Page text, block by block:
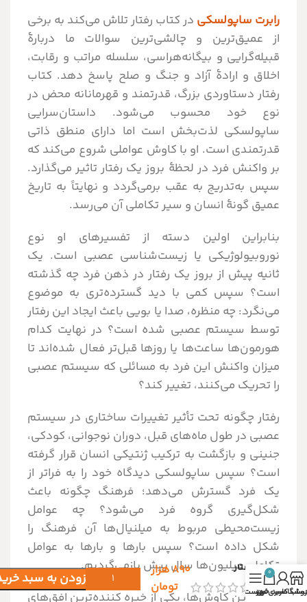
رابرت ساپولسکی در کتاب رفتار تلاش می‌کند به برخی
از عمیق‌ترین و چالشی‌ترین سوالات ما دربارهٔ
قبیله‌گرایی و بیگانه‌هراسی، سلسله مراتب و رقابت،
اخلاق و ارادهٔ آزاد و جنگ و صلح پاسخ دهد. کتاب
رفتار دستاوردی بزرگ، قدرتمند و قهرمانانه محض در
نوع خود محسوب می‌شود. داستان‌سرایی
ساپولسکی لذت‌بخش است اما دارای منطق ذاتی
قدرتمندی است. او با کاوش عواملی شروع می‌کند که
بر واکنش فرد در لحظهٔ بروز یک رفتار تاثیر می‌گذارد.
سپس به‌تدریج به عقب برمی‌گردد و نهایتاً به تاریخ
عمیق گونهٔ انسان و سیر تکاملی آن می‌رسد.
بنابراین اولین دسته از تفسیرهای او نوع
نوروبیولوژیکی یا زیست‌شناسی عصبی است. یک
ثانیه پیش از بروز یک رفتار در ذهن فرد چه گذشته
است؟ سپس کمی با دید گسترده‌تری به موضوع
می‌نگرد: چه منظره، صدا یا بویی باعث ایجاد این رفتار
توسط سیستم عصبی شده است؟ در نهایت کدام
هورمون‌ها ساعت‌ها یا روزها قبل‌تر فعال شده‌اند تا
میزان واکنش این فرد به مسائلی که سیستم عصبی
را تحریک می‌کنند، تغییر کند؟
رفتار چگونه تحت تأثیر تغییرات ساختاری در سیستم
عصبی در طول ماه‌های قبل، دوران نوجوانی، کودکی،
جنینی و بازگشت به ترکیب ژنتیکی انسان قرار گرفته
است؟ سپس ساپولسکی دیدگاه خود را به فراتر از
یک فرد گسترش می‌دهد؛ فرهنگ چگونه باعث
شکل‌گیری گروه فرد می‌شود؟ چه عوامل
زیست‌محیطی مربوط به میلنیال‌ها آن فرهنگ را
شکل داده است؟ سپس بارها و بارها به عوامل
تکاملی میلیون‌ها سال پیش بازمی‌گردیم.
نتیجهٔ این کاوش‌ها، یکی از خیره کننده‌ترین افق‌های
رفتار ۸۹۰هزار
تومان
افزودن به سبد
کاربری من
0
سبد خریدفهرست